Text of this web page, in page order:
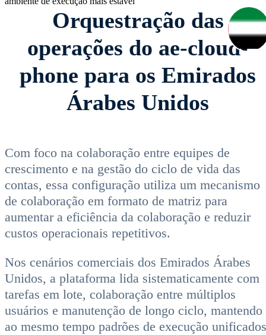
Orquestração das
operações do ae-cloud-
phone para os Emirados
Árabes Unidos
Com foco na colaboração entre equipes de
crescimento e na gestão do ciclo de vida das
contas, essa configuração utiliza um mecanismo
de colaboração em formato de matriz para
aumentar a eficiência da colaboração e reduzir
custos operacionais repetitivos.
Nos cenários comerciais dos Emirados Árabes
Unidos, a plataforma lida sistematicamente com
tarefas em lote, colaboração entre múltiplos
usuários e manutenção de longo ciclo, mantendo
ao mesmo tempo padrões de execução